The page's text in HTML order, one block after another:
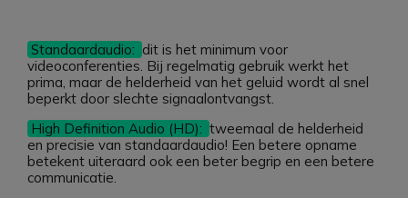
Standaardaudio: dit is het minimum voor
videoconferenties. Bij regelmatig gebruik werkt het
prima, maar de helderheid van het geluid wordt al snel
beperkt door slechte signaalontvangst.
High Definition Audio (HD): tweemaal de helderheid
en precisie van standaardaudio! Een betere opname
betekent uiteraard ook een beter begrip en een betere
communicatie.